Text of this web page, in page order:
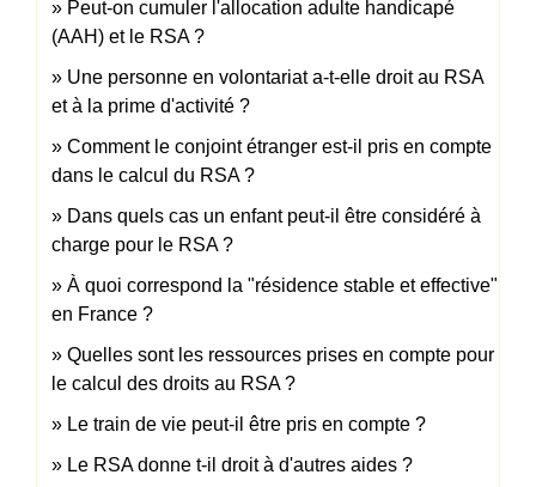
Peut-on cumuler l'allocation adulte handicapé
(AAH) et le RSA ?
Une personne en volontariat a-t-elle droit au RSA
et à la prime d'activité ?
Comment le conjoint étranger est-il pris en compte
dans le calcul du RSA ?
Dans quels cas un enfant peut-il être considéré à
charge pour le RSA ?
À quoi correspond la "résidence stable et effective"
en France ?
Quelles sont les ressources prises en compte pour
le calcul des droits au RSA ?
Le train de vie peut-il être pris en compte ?
Le RSA donne t-il droit à d'autres aides ?